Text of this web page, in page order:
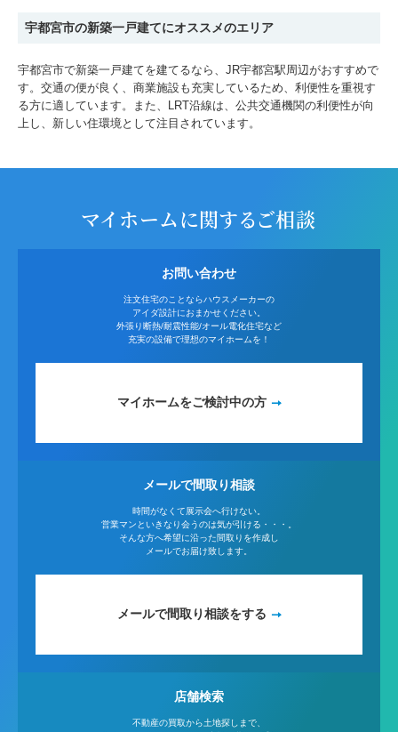
宇都宮市の新築一戸建てにオススメのエリア
宇都宮市で新築一戸建てを建てるなら、JR宇都宮駅周辺がおすすめで
す。交通の便が良く、商業施設も充実しているため、利便性を重視す
る方に適しています。また、LRT沿線は、公共交通機関の利便性が向
上し、新しい住環境として注目されています。
マイホームに関するご相談
お問い合わせ
注文住宅のことならハウスメーカーの
アイダ設計におまかせください。
外張り断熱/耐震性能/オール電化住宅など
充実の設備で理想のマイホームを！
マイホームをご検討中の方
メールで間取り相談
時間がなくて展示会へ行けない。
営業マンといきなり会うのは気が引ける・・・。
そんな方へ希望に沿った間取りを作成し
メールでお届け致します。
メールで間取り相談をする
店舗検索
不動産の買取から土地探しまで、